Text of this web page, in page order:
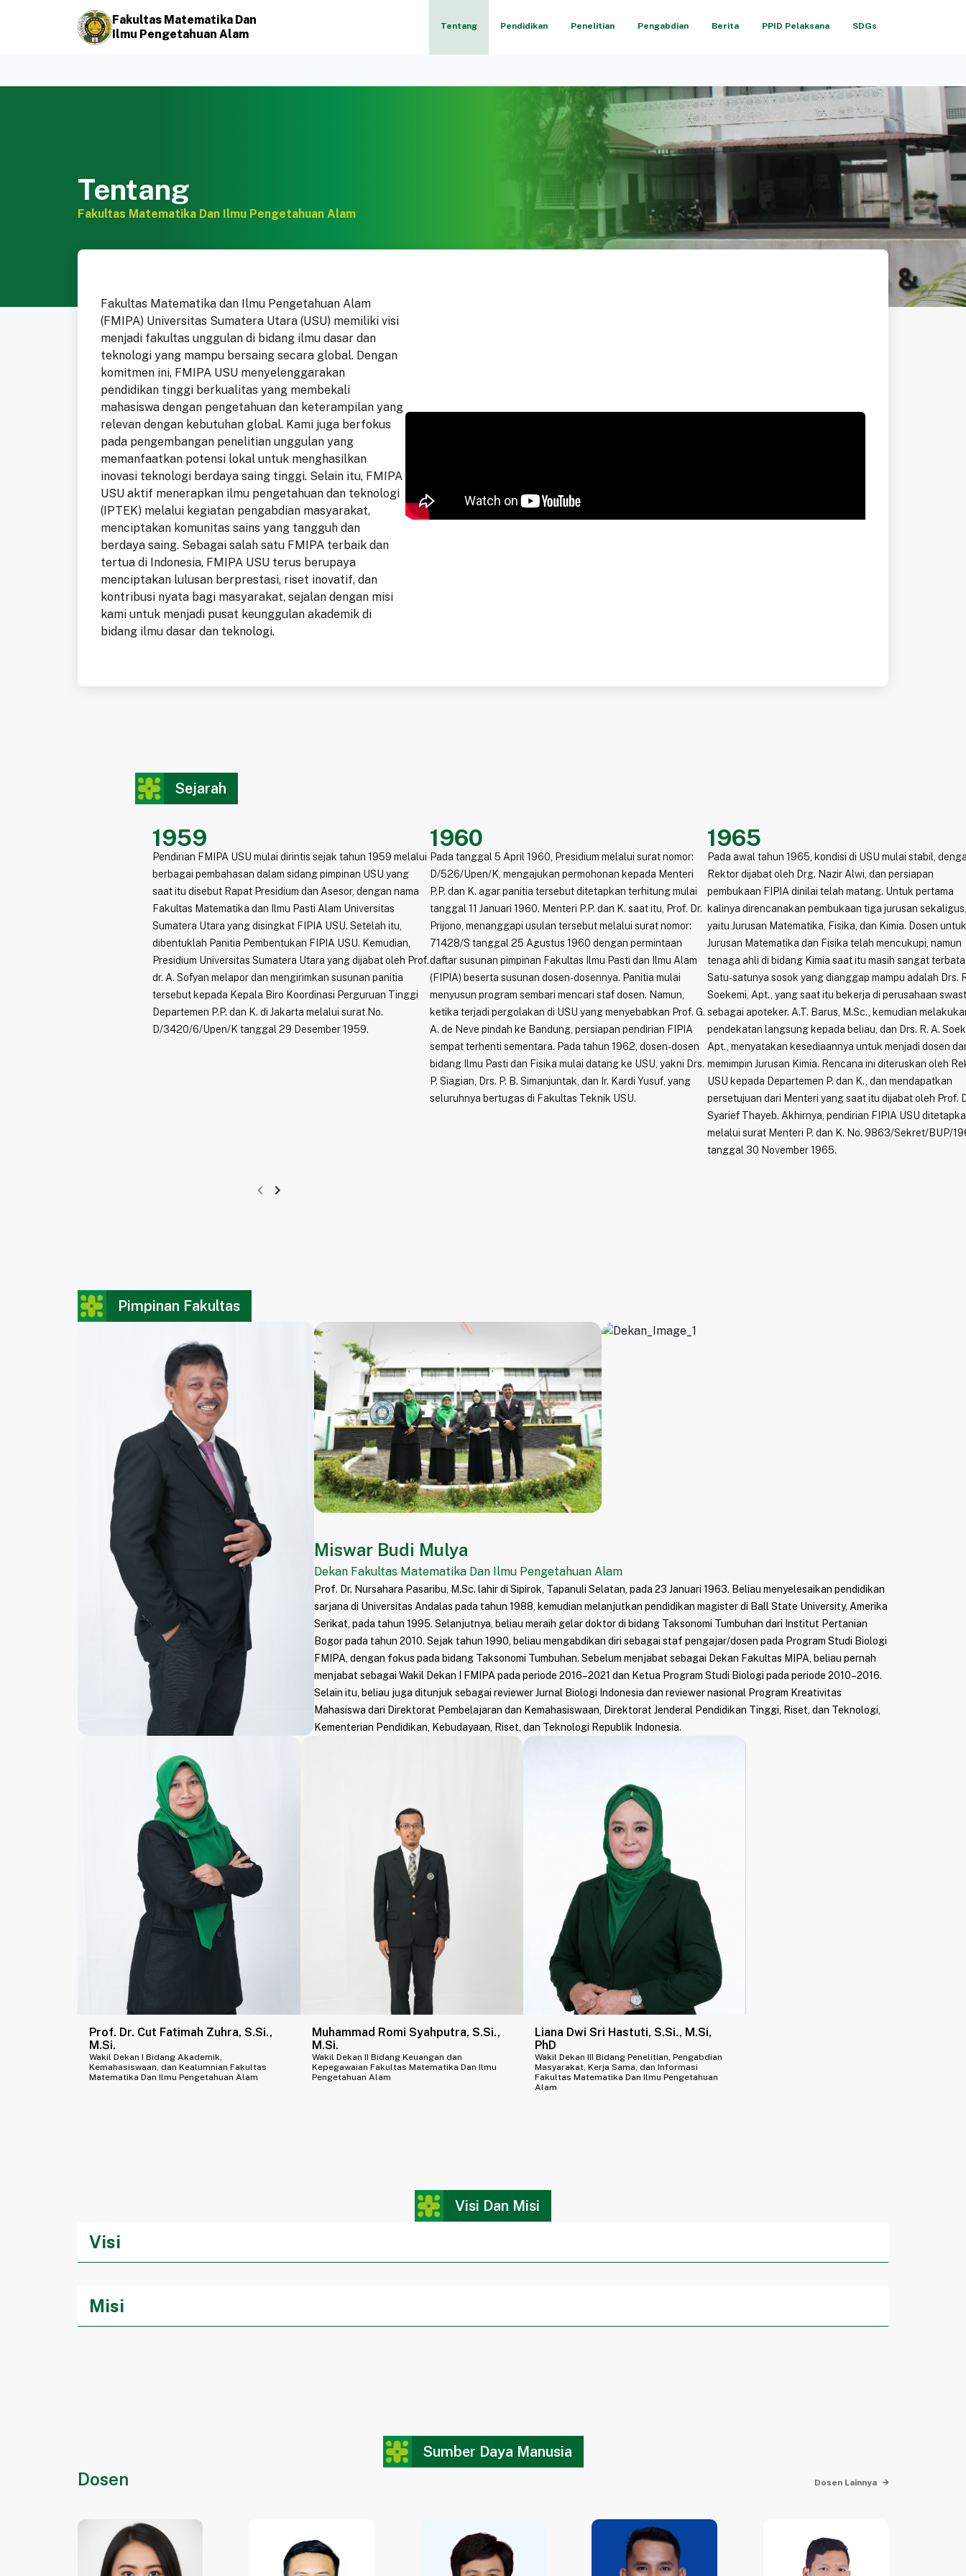
Fakultas Matematika Dan
Ilmu Pengetahuan Alam
Tentang Pendidikan Penelitian Pengabdian Berita PPID Pelaksana SDGs
Tentang
Fakultas Matematika Dan Ilmu Pengetahuan Alam
Fakultas Matematika dan Ilmu Pengetahuan Alam
(FMIPA) Universitas Sumatera Utara (USU) memiliki visi
menjadi fakultas unggulan di bidang ilmu dasar dan
teknologi yang mampu bersaing secara global. Dengan
komitmen ini, FMIPA USU menyelenggarakan
pendidikan tinggi berkualitas yang membekali
mahasiswa dengan pengetahuan dan keterampilan yang
relevan dengan kebutuhan global. Kami juga berfokus
pada pengembangan penelitian unggulan yang
memanfaatkan potensi lokal untuk menghasilkan
inovasi teknologi berdaya saing tinggi. Selain itu, FMIPA
USU aktif menerapkan ilmu pengetahuan dan teknologi
(IPTEK) melalui kegiatan pengabdian masyarakat,
menciptakan komunitas sains yang tangguh dan
berdaya saing. Sebagai salah satu FMIPA terbaik dan
tertua di Indonesia, FMIPA USU terus berupaya
menciptakan lulusan berprestasi, riset inovatif, dan
kontribusi nyata bagi masyarakat, sejalan dengan misi
kami untuk menjadi pusat keunggulan akademik di
bidang ilmu dasar dan teknologi.
Sejarah
1959
Pendirian FMIPA USU mulai dirintis sejak tahun 1959 melalui
berbagai pembahasan dalam sidang pimpinan USU yang
saat itu disebut Rapat Presidium dan Asesor, dengan nama
Fakultas Matematika dan Ilmu Pasti Alam Universitas
Sumatera Utara yang disingkat FIPIA USU. Setelah itu,
dibentuklah Panitia Pembentukan FIPIA USU. Kemudian,
Presidium Universitas Sumatera Utara yang dijabat oleh Prof.
dr. A. Sofyan melapor dan mengirimkan susunan panitia
tersebut kepada Kepala Biro Koordinasi Perguruan Tinggi
Departemen P.P. dan K. di Jakarta melalui surat No.
D/3420/6/Upen/K tanggal 29 Desember 1959.
1960
Pada tanggal 5 April 1960, Presidium melalui surat nomor:
D/526/Upen/K, mengajukan permohonan kepada Menteri
P.P. dan K. agar panitia tersebut ditetapkan terhitung mulai
tanggal 11 Januari 1960. Menteri P.P. dan K. saat itu, Prof. Dr.
Prijono, menanggapi usulan tersebut melalui surat nomor:
71428/S tanggal 25 Agustus 1960 dengan permintaan
daftar susunan pimpinan Fakultas Ilmu Pasti dan Ilmu Alam
(FIPIA) beserta susunan dosen-dosennya. Panitia mulai
menyusun program sembari mencari staf dosen. Namun,
ketika terjadi pergolakan di USU yang menyebabkan Prof. G.
A. de Neve pindah ke Bandung, persiapan pendirian FIPIA
sempat terhenti sementara. Pada tahun 1962, dosen-dosen
bidang Ilmu Pasti dan Fisika mulai datang ke USU, yakni Drs.
P. Siagian, Drs. P. B. Simanjuntak, dan Ir. Kardi Yusuf, yang
seluruhnya bertugas di Fakultas Teknik USU.
1965
Pada awal tahun 1965, kondisi di USU mulai stabil,
Rektor dijabat oleh Drg. Nazir Alwi, dan persiapan
pembukaan FIPIA dinilai telah matang. Untuk pertama
kalinya direncanakan pembukaan tiga jurusan
yaitu Jurusan Matematika, Fisika, dan Kimia. Dosen
Jurusan Matematika dan Fisika telah mencukupi, namun
tenaga ahli di bidang Kimia saat itu masih sangat
Satu-satunya sosok yang dianggap mampu adalah Drs.
Soekemi, Apt., yang saat itu bekerja di perusahaan
sebagai apoteker. A.T. Barus, M.Sc., kemudian
pendekatan langsung kepada beliau, dan Drs. R. A.
Apt., menyatakan kesediaannya untuk menjadi dosen
memimpin Jurusan Kimia. Rencana ini diteruskan oleh
USU kepada Departemen P. dan K., dan mendapatkan
persetujuan dari Menteri yang saat itu dijabat oleh Prof.
Syarief Thayeb. Akhirnya, pendirian FIPIA USU
melalui surat Menteri P. dan K. No. 9863/Sekret/BUP/
tanggal 30 November 1965.
navigate_before navigate_next
Pimpinan Fakultas
Miswar Budi Mulya
Dekan Fakultas Matematika Dan Ilmu Pengetahuan Alam
Prof. Dr. Nursahara Pasaribu, M.Sc. lahir di Sipirok, Tapanuli Selatan, pada 23 Januari 1963. Beliau menyelesaikan pendidikan
sarjana di Universitas Andalas pada tahun 1988, kemudian melanjutkan pendidikan magister di Ball State University, Amerika
Serikat, pada tahun 1995. Selanjutnya, beliau meraih gelar doktor di bidang Taksonomi Tumbuhan dari Institut Pertanian
Bogor pada tahun 2010. Sejak tahun 1990, beliau mengabdikan diri sebagai staf pengajar/dosen pada Program Studi Biologi
FMIPA, dengan fokus pada bidang Taksonomi Tumbuhan. Sebelum menjabat sebagai Dekan Fakultas MIPA, beliau pernah
menjabat sebagai Wakil Dekan I FMIPA pada periode 2016–2021 dan Ketua Program Studi Biologi pada periode 2010–2016.
Selain itu, beliau juga ditunjuk sebagai reviewer Jurnal Biologi Indonesia dan reviewer nasional Program Kreativitas
Mahasiswa dari Direktorat Pembelajaran dan Kemahasiswaan, Direktorat Jenderal Pendidikan Tinggi, Riset, dan Teknologi,
Kementerian Pendidikan, Kebudayaan, Riset, dan Teknologi Republik Indonesia.
Prof. Dr. Cut Fatimah Zuhra, S.Si.,
M.Si.
Wakil Dekan I Bidang Akademik,
Kemahasiswaan, dan Kealumnian Fakultas
Matematika Dan Ilmu Pengetahuan Alam
Muhammad Romi Syahputra, S.Si.,
M.Si.
Wakil Dekan II Bidang Keuangan dan
Kepegawaian Fakultas Matematika Dan Ilmu
Pengetahuan Alam
Liana Dwi Sri Hastuti, S.Si., M.Si,
PhD
Wakil Dekan III Bidang Penelitian, Pengabdian
Masyarakat, Kerja Sama, dan Informasi
Fakultas Matematika Dan Ilmu Pengetahuan
Alam
Visi Dan Misi
Visi
Misi
Sumber Daya Manusia
Dosen Dosen Lainnya